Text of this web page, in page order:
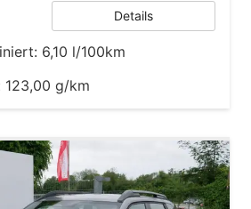
Details
6,10 l/100km
123,00 g/km